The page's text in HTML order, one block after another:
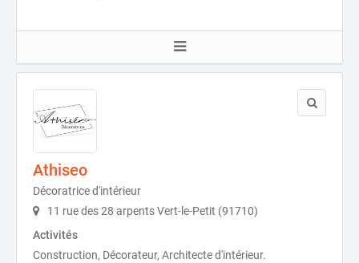
Athiseo
Décoratrice d'intérieur
11 rue des 28 arpents Vert-le-Petit (91710)
Activités
Construction, Décorateur, Architecte d'intérieur.